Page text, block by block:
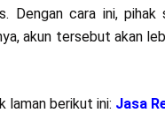
Dengan cara ini,
akun tersebut akan
laman berikut ini: Jasa